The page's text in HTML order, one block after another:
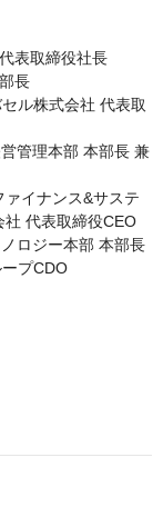
表取締役社長
長
ル株式会社 代表取
管理本部 本部長 兼
イナンス&サステ
代表取締役CEO
ロジー本部 本部長
プCDO